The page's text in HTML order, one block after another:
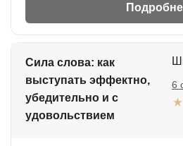
Сила слова: как
выступать эффектно,
убедительно и с
удовольствием
6